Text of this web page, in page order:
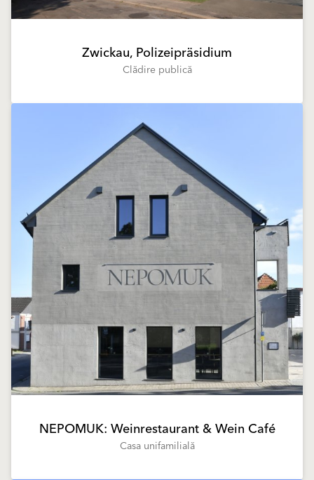
Zwickau, Polizeipräsidium
Clădire publică
NEPOMUK: Weinrestaurant & Wein Café
Casa unifamilială